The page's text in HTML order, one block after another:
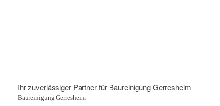
Ihr zuverlässiger Partner für Baureinigung Gerresheim
Baureinigung Gerresheim